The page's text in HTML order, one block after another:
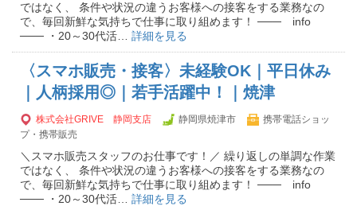
ではなく、 条件や状況の違うお客様への接客をする業務なの
で、毎回新鮮な気持ちで仕事に取り組めます！ ─── info
─── ・20～30代活… 詳細を見る
〈スマホ販売・接客〉未経験OK｜平日休み
｜人柄採用◎｜若手活躍中！｜焼津
株式会社GRIVE 静岡支店 静岡県焼津市
携帯電話ショッ
プ・携帯販売
＼スマホ販売スタッフのお仕事です！／ 繰り返しの単調な作業
ではなく、 条件や状況の違うお客様への接客をする業務なの
で、毎回新鮮な気持ちで仕事に取り組めます！ ─── info
─── ・20～30代活… 詳細を見る